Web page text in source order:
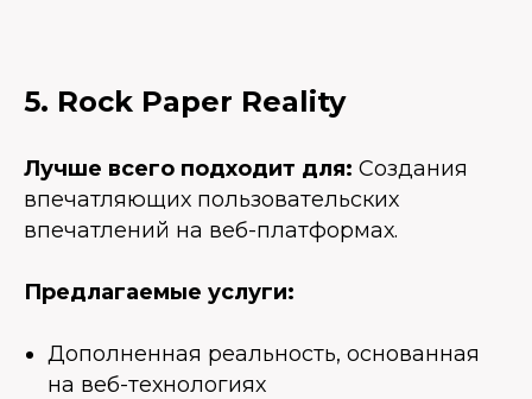
5. Rock Paper Reality
Лучше всего подходит для: Создания
впечатляющих пользовательских
впечатлений на веб-платформах.
Предлагаемые услуги:
Дополненная реальность, основанная
на веб-технологиях